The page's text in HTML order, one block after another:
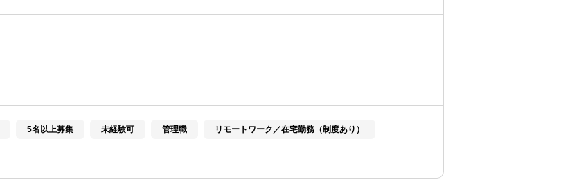
5名以上募集 未経験可 管理職 リモートワーク／在宅勤務（制度あり）